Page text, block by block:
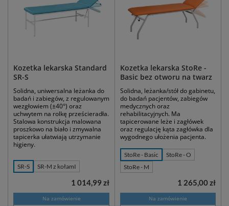
Kozetka lekarska Standard
SR-S
Solidna, uniwersalna leżanka do
badań i zabiegów, z regulowanym
wezgłowiem (±40°) oraz
uchwytem na rolkę prześcieradła.
Stalowa konstrukcja malowana
proszkowo na biało i zmywalna
tapicerka ułatwiają utrzymanie
higieny.
SR-S SR-M z kołamI
Na zamówienie
1 014,99 zł
Kozetka lekarska StoRe -
Basic bez otworu na twarz
Solidna, leżanka/stół do gabinetu,
do badań pacjentów, zabiegów
medycznych oraz
rehabilitacyjnych. Ma
tapicerowane leże i zagłówek
oraz regulację kąta zagłówka dla
wygodnego ułożenia pacjenta.
StoRe - Basic
StoRe - O
StoRe - M
Na zamówienie
1 265,00 zł